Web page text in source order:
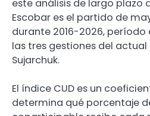
este análisis de largo plazo
Escobar es el partido de
durante 2016-2026,
las tres gestiones del
Sujarchuk.
El índice CUD es un
determina qué porcentaje